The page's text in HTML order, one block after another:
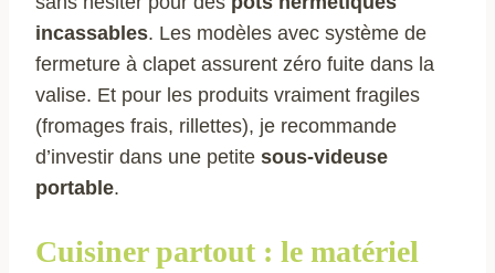
incassables. Les modèles avec système de
fermeture à clapet assurent zéro fuite dans la
valise. Et pour les produits vraiment fragiles
(fromages frais, rillettes), je recommande
d’investir dans une petite sous-videuse
portable.
Cuisiner partout : le matériel